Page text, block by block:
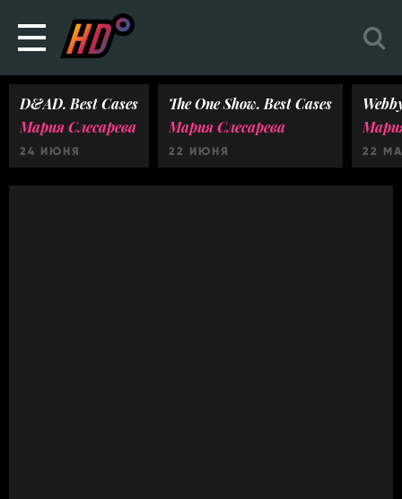
D&AD. Best Cases
Мария Слесарева
24 ИЮНЯ
The One Show. Best Cases
Мария Слесарева
22 ИЮНЯ 22